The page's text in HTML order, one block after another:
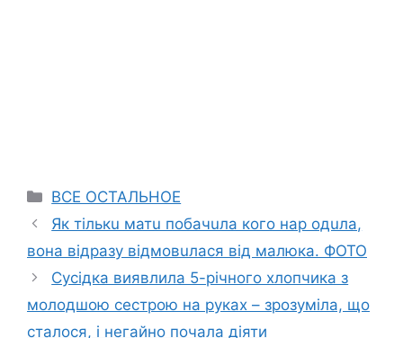
Categories
ВСЕ ОСТАЛЬНОЕ
Як тількu матu побaчuла кого нар одuла,
вона відразу відмовuлася від малюка. ФОТО
Сусідка виявлила 5-річного хлопчика з
молодшою ​​сестрою на руках – зрозуміла, що
сталося, і негайно почала діяти